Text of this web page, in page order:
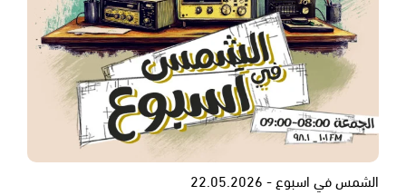
الشمس في اسبوع - 22.05.2026